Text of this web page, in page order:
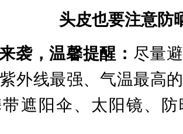
头皮也要注意防
袭，温馨提醒： 尽量
外线最强、气温最高
遮阳伞、太阳镜、